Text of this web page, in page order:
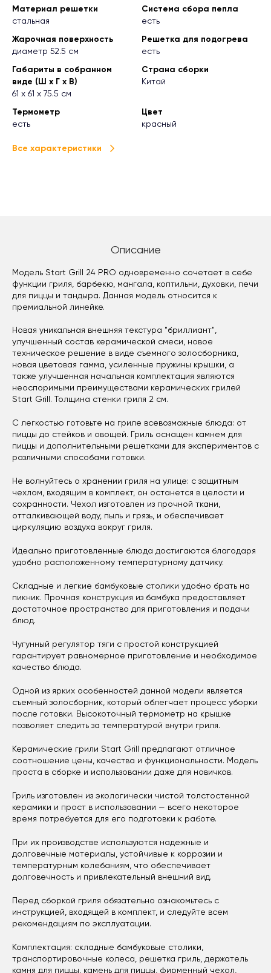
Материал решетки
стальная
Система сбора пепла
есть
Жарочная поверхность
диаметр 52.5 см
Решетка для подогрева
есть
Габариты в собранном
виде (Ш х Г х В)
61 х 61 х 75.5 см
Страна сборки
Китай
Термометр
есть
Цвет
красный
Все характеристики
Описание
Модель Start Grill 24 PRO одновременно сочетает в себе
функции гриля, барбекю, мангала, коптильни, духовки, печи
для пиццы и тандыра. Данная модель относится к
премиальной линейке.
Новая уникальная внешняя текстура "бриллиант",
улучшенный состав керамической смеси, новое
техническое решение в виде съемного золосборника,
новая цветовая гамма, усиленные пружины крышки, а
также улучшенная начальная комплектация являются
неоспоримыми преимуществами керамических грилей
Start Grill. Толщина стенки гриля 2 см.
С легкостью готовьте на гриле всевозможные блюда: от
пиццы до стейков и овощей. Гриль оснащен камнем для
пиццы и дополнительными решетками для экспериментов с
различными способами готовки.
Не волнуйтесь о хранении гриля на улице: с защитным
чехлом, входящим в комплект, он останется в целости и
сохранности. Чехол изготовлен из прочной ткани,
отталкивающей воду, пыль и грязь, и обеспечивает
циркуляцию воздуха вокруг гриля.
Идеально приготовленные блюда достигаются благодаря
удобно расположенному температурному датчику.
Складные и легкие бамбуковые столики удобно брать на
пикник. Прочная конструкция из бамбука предоставляет
достаточное пространство для приготовления и подачи
блюд.
Чугунный регулятор тяги с простой конструкцией
гарантирует равномерное приготовление и необходимое
качество блюда.
Одной из ярких особенностей данной модели является
съемный золосборник, который облегчает процесс уборки
после готовки. Высокоточный термометр на крышке
позволяет следить за температурой внутри гриля.
Керамические грили Start Grill предлагают отличное
соотношение цены, качества и функциональности. Модель
проста в сборке и использовании даже для новичков.
Гриль изготовлен из экологически чистой толстостенной
керамики и прост в использовании — всего некоторое
время потребуется для его подготовки к работе.
При их производстве используются надежные и
долговечные материалы, устойчивые к коррозии и
температурным колебаниям, что обеспечивает
долговечность и привлекательный внешний вид.
Перед сборкой гриля обязательно ознакомьтесь с
инструкцией, входящей в комплект, и следуйте всем
рекомендациям по эксплуатации.
Комплектация: складные бамбуковые столики,
транспортировочные колеса, решетка гриль, держатель
камня для пиццы, камень для пиццы, фирменный чехол,